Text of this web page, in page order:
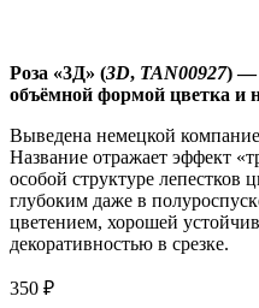
Роза «3Д» (3D, TAN00927) —
объёмной формой цветка и
Выведена немецкой
Название отражает эффект
особой структуре
глубоким даже в
цветением, хорошей
декоративностью в срезке.
350 ₽